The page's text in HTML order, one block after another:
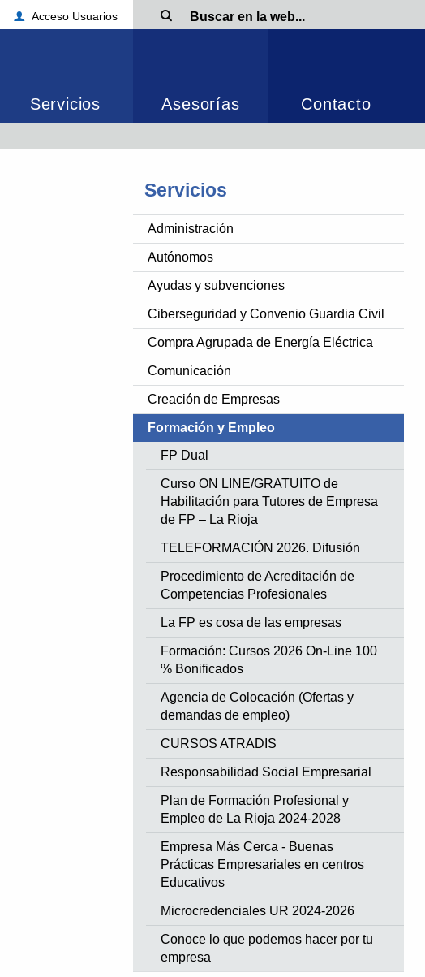
Acceso Usuarios Búsqueda
Servicios Asesorías Contacto
Servicios
Administración
Autónomos
Ayudas y subvenciones
Ciberseguridad y Convenio Guardia Civil
Compra Agrupada de Energía Eléctrica
Comunicación
Creación de Empresas
Formación y Empleo
FP Dual
Curso ON LINE/GRATUITO de
Habilitación para Tutores de Empresa
de FP – La Rioja
TELEFORMACIÓN 2026. Difusión
Procedimiento de Acreditación de
Competencias Profesionales
La FP es cosa de las empresas
Formación: Cursos 2026 On-Line 100
% Bonificados
Agencia de Colocación (Ofertas y
demandas de empleo)
CURSOS ATRADIS
Responsabilidad Social Empresarial
Plan de Formación Profesional y
Empleo de La Rioja 2024-2028
Empresa Más Cerca - Buenas
Prácticas Empresariales en centros
Educativos
Microcredenciales UR 2024-2026
Conoce lo que podemos hacer por tu
empresa